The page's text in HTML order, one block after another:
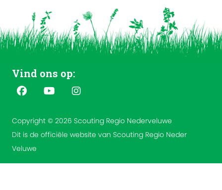
Vind ons op:
Copyright © 2026 Scouting Regio Nederveluwe
Dit is de officiële website van Scouting Regio Neder
Veluwe